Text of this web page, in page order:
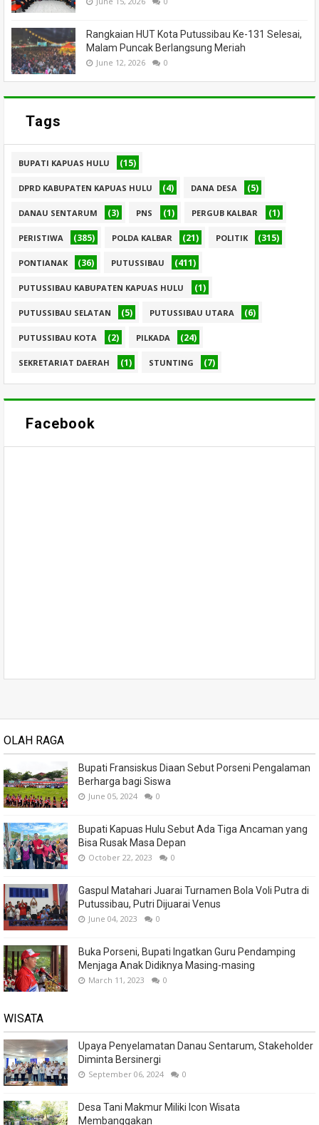
Rangkaian HUT Kota Putussibau Ke-131 Selesai,
Malam Puncak Berlangsung Meriah
June 12, 2026 0
Tags
BUPATI KAPUAS HULU (15)
DPRD KABUPATEN KAPUAS HULU (4) DANA DESA (5)
DANAU SENTARUM (3) PNS (1) PERGUB KALBAR (1)
PERISTIWA (385) POLDA KALBAR (21) POLITIK (315)
PONTIANAK (36) PUTUSSIBAU (411)
PUTUSSIBAU KABUPATEN KAPUAS HULU (1)
PUTUSSIBAU SELATAN (5) PUTUSSIBAU UTARA (6)
PUTUSSIBAU KOTA (2) PILKADA (24)
SEKRETARIAT DAERAH (1) STUNTING (7)
Facebook
OLAH RAGA
Bupati Fransiskus Diaan Sebut Porseni Pengalaman
Berharga bagi Siswa
June 05, 2024 0
Bupati Kapuas Hulu Sebut Ada Tiga Ancaman yang
Bisa Rusak Masa Depan
October 22, 2023 0
Gaspul Matahari Juarai Turnamen Bola Voli Putra di
Putussibau, Putri Dijuarai Venus
June 04, 2023 0
Buka Porseni, Bupati Ingatkan Guru Pendamping
Menjaga Anak Didiknya Masing-masing
March 11, 2023 0
WISATA
Upaya Penyelamatan Danau Sentarum, Stakeholder
Diminta Bersinergi
September 06, 2024 0
Desa Tani Makmur Miliki Icon Wisata
Membanggakan